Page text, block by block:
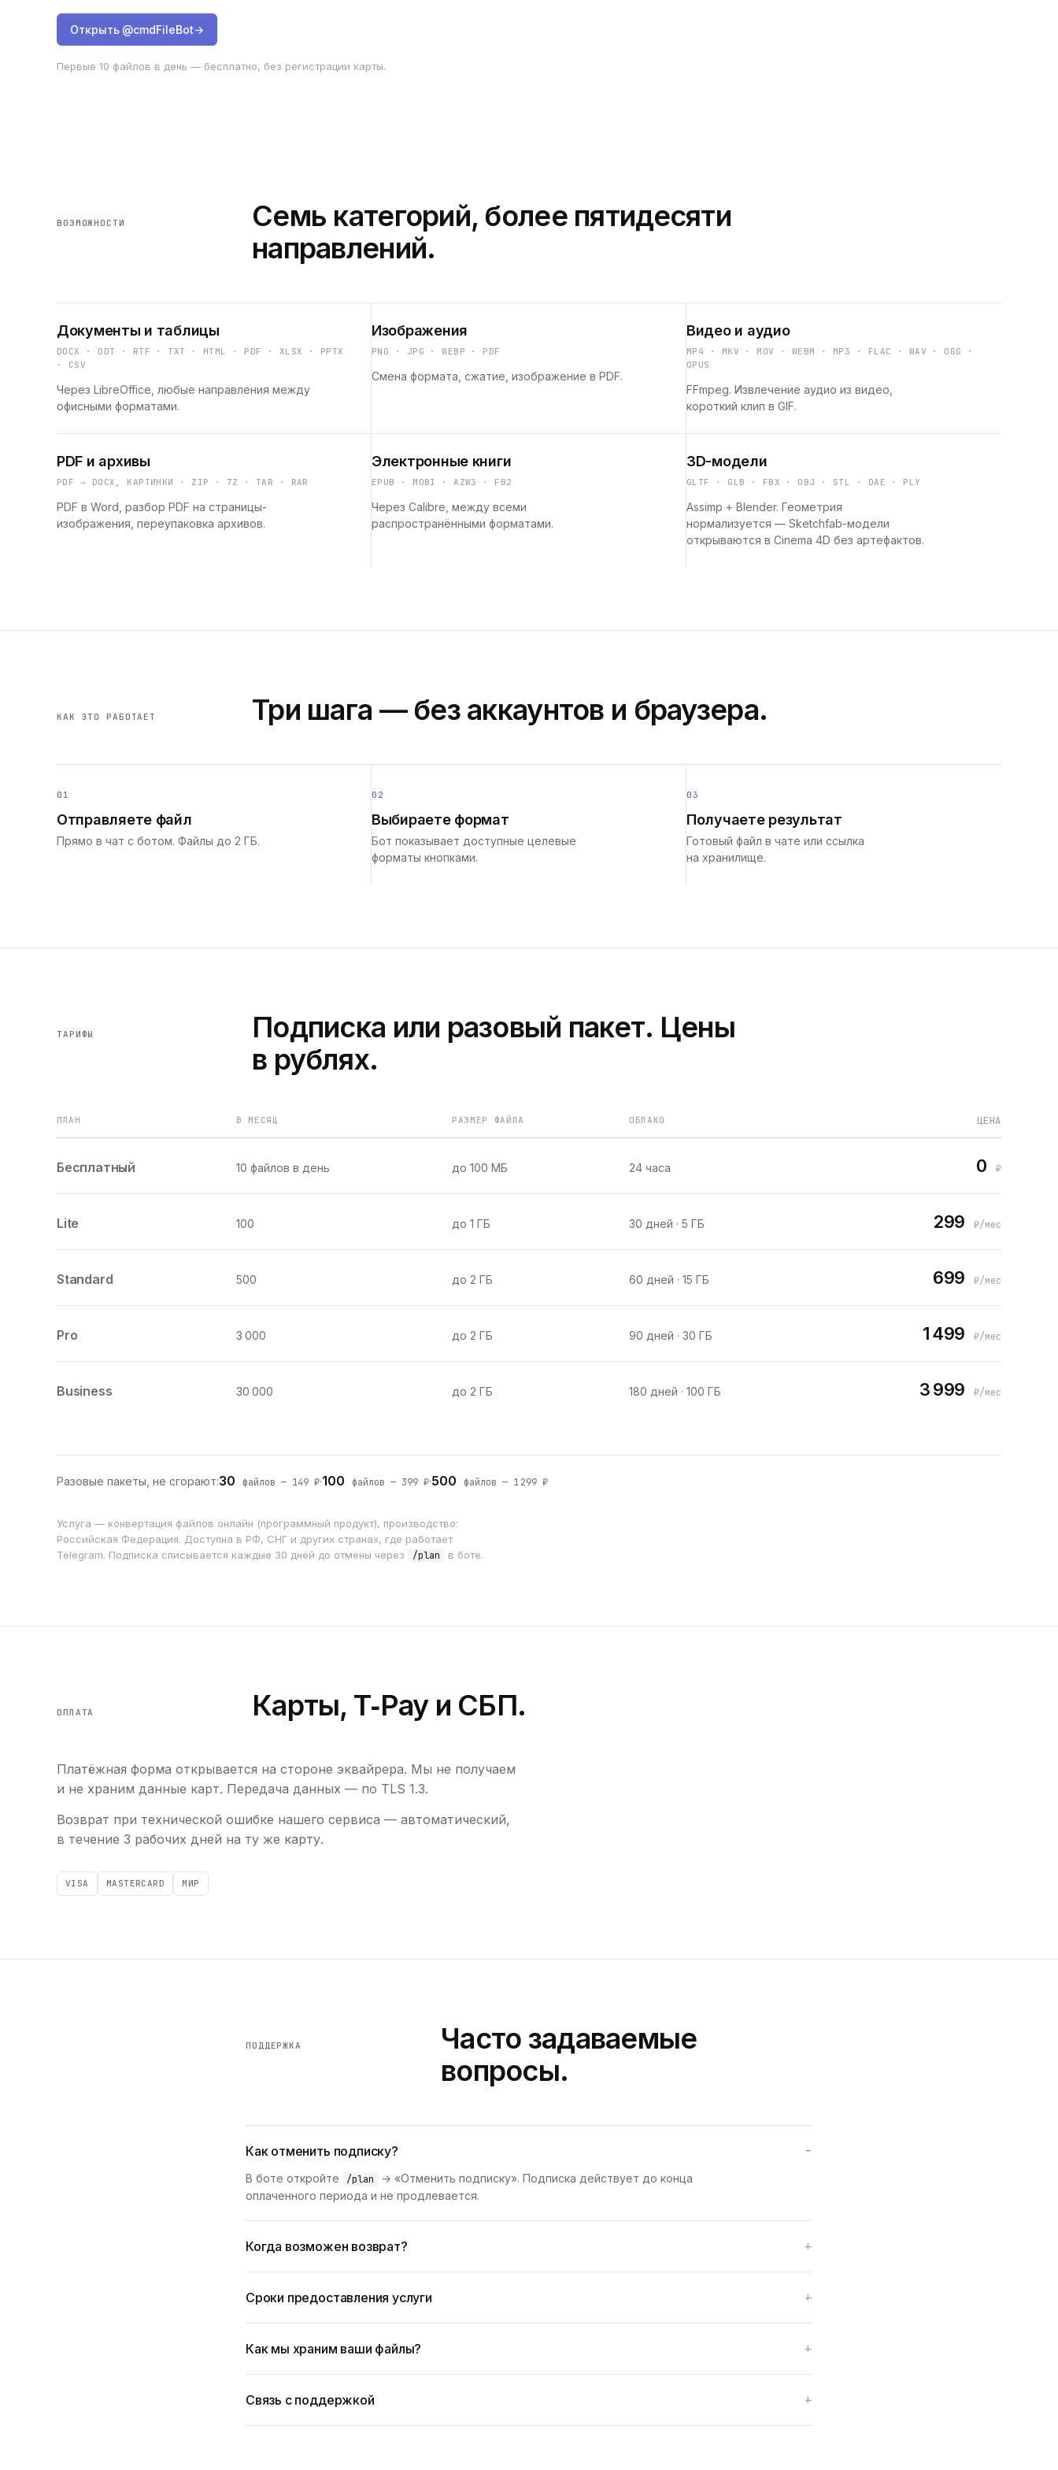
Открыть @cmdFileBot→
Первые 10 файлов в день — бесплатно, без регистрации карты.
ВОЗМОЖНОСТИ
Семь категорий, более пятидесяти
направлений.
Документы и таблицы
DOCX · ODT · RTF · TXT · HTML · PDF · XLSX · PPTX
· CSV
Через LibreOffice, любые направления между
офисными форматами.
Изображения
PNG · JPG · WEBP · PDF
Смена формата, сжатие, изображение в PDF.
Видео и аудио
MP4 · MKV · MOV · WEBM · MP3 · FLAC · WAV · OGG ·
OPUS
FFmpeg. Извлечение аудио из видео,
короткий клип в GIF.
PDF и архивы
PDF → DOCX, КАРТИНКИ · ZIP · 7Z · TAR · RAR
PDF в Word, разбор PDF на страницы-
изображения, переупаковка архивов.
Электронные книги
EPUB · MOBI · AZW3 · FB2
Через Calibre, между всеми
распространёнными форматами.
3D-модели
GLTF · GLB · FBX · OBJ · STL · DAE · PLY
Assimp + Blender. Геометрия
нормализуется — Sketchfab-модели
открываются в Cinema 4D без артефактов.
КАК ЭТО РАБОТАЕТ Три шага — без аккаунтов и браузера.
01
Отправляете файл
Прямо в чат с ботом. Файлы до 2 ГБ.
02
Выбираете формат
Бот показывает доступные целевые
форматы кнопками.
03
Получаете результат
Готовый файл в чате или ссылка
на хранилище.
ТАРИФЫ
Подписка или разовый пакет. Цены
в рублях.
ПЛАН В МЕСЯЦ РАЗМЕР ФАЙЛА ОБЛАКО ЦЕНА
Бесплатный 10 файлов в день до 100 МБ 24 часа 0 ₽
Lite 100 до 1 ГБ 30 дней · 5 ГБ 299 ₽/мес
Standard 500 до 2 ГБ 60 дней · 15 ГБ 699 ₽/мес
Pro 3 000 до 2 ГБ 90 дней · 30 ГБ 1 499 ₽/мес
Business 30 000 до 2 ГБ 180 дней · 100 ГБ 3 999 ₽/мес
Разовые пакеты, не сгорают:30 файлов — 149 ₽·100 файлов — 399 ₽·500 файлов — 1 299 ₽
Услуга — конвертация файлов онлайн (программный продукт), производство:
Российская Федерация. Доступна в РФ, СНГ и других странах, где работает
Telegram. Подписка списывается каждые 30 дней до отмены через
/plan в боте.
ОПЛАТА Карты, T‑Pay и СБП.
Платёжная форма открывается на стороне эквайрера. Мы не получаем
и не храним данные карт. Передача данных — по TLS 1.3.
Возврат при технической ошибке нашего сервиса — автоматический,
в течение 3 рабочих дней на ту же карту.
VISA MASTERCARD МИР
ПОДДЕРЖКА
Часто задаваемые
вопросы.
Как отменить подписку?
В боте откройте /plan
→ «Отменить подписку». Подписка действует до конца
оплаченного периода и не продлевается.
Когда возможен возврат?
Сроки предоставления услуги
Как мы храним ваши файлы?
Связь с поддержкой